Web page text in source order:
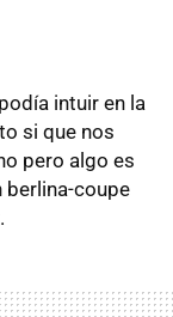
intuir en la
si que nos
pero algo es
berlina-coupe
.